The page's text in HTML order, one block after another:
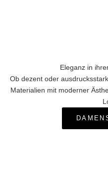
Eleganz in
Ob dezent oder
Materialien mit moderner